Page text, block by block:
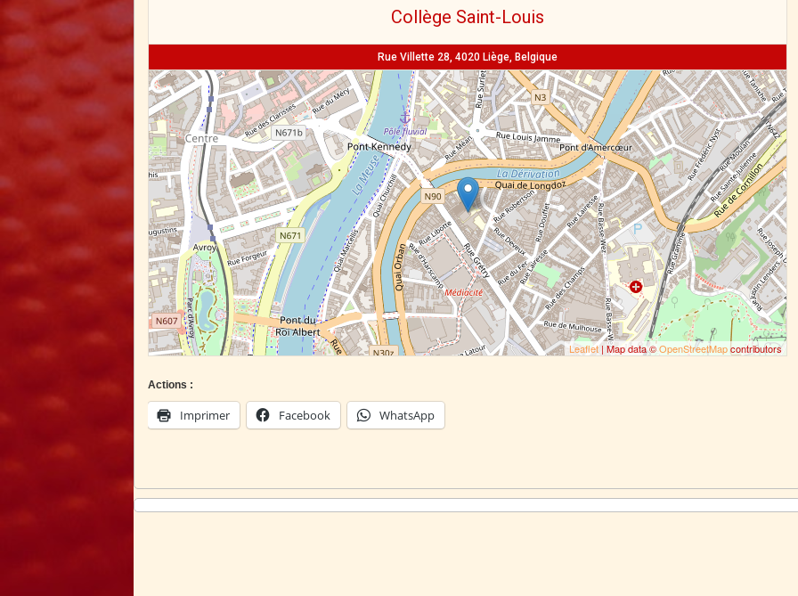
Collège Saint-Louis
Rue Villette 28, 4020 Liège, Belgique
Leaflet| Map data ©OpenStreetMapcontributors
Actions :
Imprimer Facebook WhatsApp